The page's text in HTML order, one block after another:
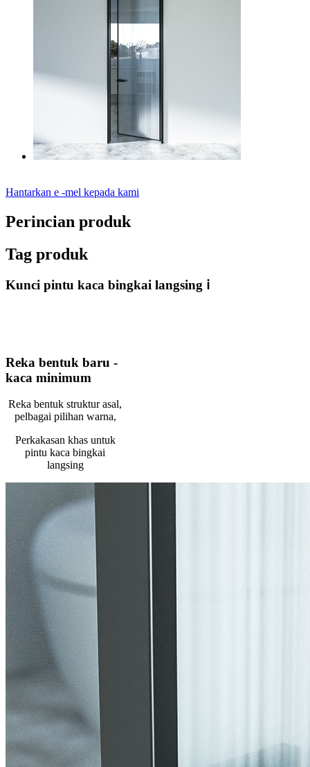
Hantarkan e -mel kepada kami
Perincian produk
Tag produk
Kunci pintu kaca bingkai langsing ⅰ
Reka bentuk baru -
kaca minimum
Reka bentuk struktur asal,
pelbagai pilihan warna,
Perkakasan khas untuk
pintu kaca bingkai
langsing